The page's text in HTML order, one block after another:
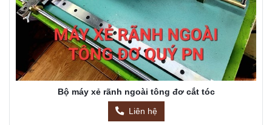
Bộ máy xẻ rãnh ngoài tông đơ cắt tóc
Liên hệ